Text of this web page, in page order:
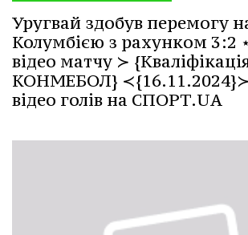
Уругвай здобув перемогу
Колумбією з рахунком 3:2
відео матчу ≻
КОНМЕБОЛ} ≺{16.11.2024}≻
відео голів на СПОРТ.UA